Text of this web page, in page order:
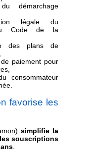
démarchage
légale du
Code de la
des plans de
paiement pour
consommateur
favorise les
simplifie la
souscriptions